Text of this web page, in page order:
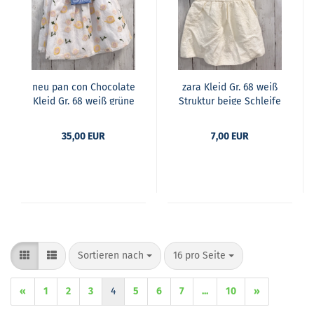
neu pan con Cho­co­la­te
Kleid Gr. 68 weiß grüne
35,00 EUR
zara Kleid Gr. 68 weiß
Struk­tur beige Schlei­fe
7,00 EUR
Sortieren nach
Sortieren nach 16 pro Seite
pro Seite
« 1 2 3 4 5 6 7 ... 10 »